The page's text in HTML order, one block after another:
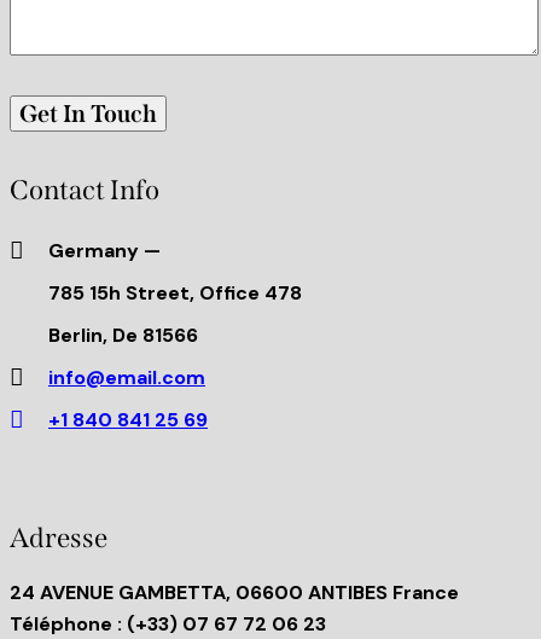
Contact Info
Germany —
785 15h Street, Office 478
Berlin, De 81566
info@email.com
+1 840 841 25 69
Adresse
24 AVENUE GAMBETTA, 06600 ANTIBES France
Téléphone : (+33) 07 67 72 06 23